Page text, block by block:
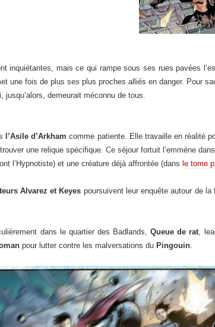
inquiétantes, mais ce qui rampe sous ses rues pavées
une fois de plus ses plus proches alliés en danger. Pour
jusqu’alors, demeurait méconnu de tous.
l’Asile d’Arkham comme patiente. Elle travaille en réalité
une relique spécifique. Ce séjour fortuit l’emmène
l’Hypnotiste) et une créature déjà affrontée (dans le tome
Alvarez et Keyes poursuivent leur enquête autour de
dans le quartier des Badlands,Queue de rat,
pour lutter contre les malversations du Pingouin.